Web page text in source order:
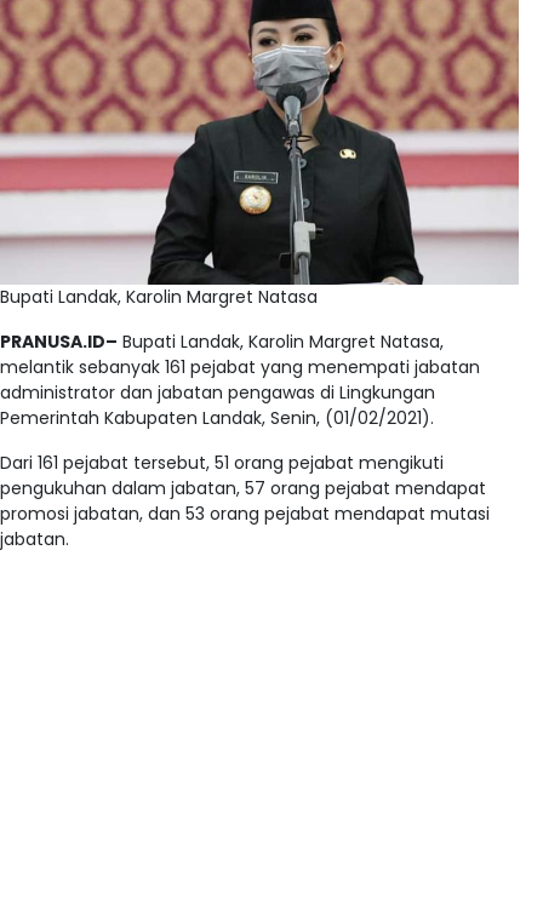
Bupati Landak, Karolin Margret Natasa
PRANUSA.ID– Bupati Landak, Karolin Margret Natasa,
melantik sebanyak 161 pejabat yang menempati jabatan
administrator dan jabatan pengawas di Lingkungan
Pemerintah Kabupaten Landak, Senin, (01/02/2021).
Dari 161 pejabat tersebut, 51 orang pejabat mengikuti
pengukuhan dalam jabatan, 57 orang pejabat mendapat
promosi jabatan, dan 53 orang pejabat mendapat mutasi
jabatan.